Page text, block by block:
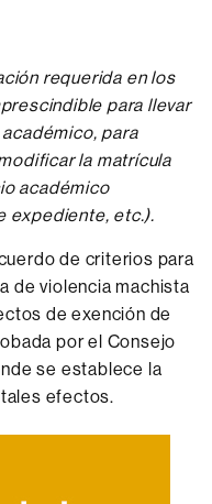
requerida en los
para llevar
para
la matrícula
académico
expediente, etc.).
de criterios para
de violencia machista
de exención de
por el Consejo
se establece la
efectos.